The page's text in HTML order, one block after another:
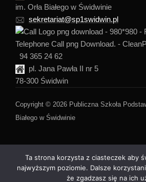
im. Orła Białego w Świdwinie
sekretariat@sp1swidwin.pl
94 365 24 62
pl. Jana Pawła II nr 5
78-300 Świdwin
Copyright © 2026 Publiczna Szkoła
Białego w Świdwinie
Ta strona korzysta z ciasteczek aby
najwyższym poziomie. Dalsze
że zgadzasz się na ich